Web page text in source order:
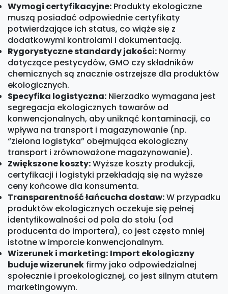
Wymogi certyfikacyjne: Produkty ekologiczne
muszą posiadać odpowiednie certyfikaty
potwierdzające ich status, co wiąże się z
dodatkowymi kontrolami i dokumentacją.
Rygorystyczne standardy jakości: Normy
dotyczące pestycydów, GMO czy składników
chemicznych są znacznie ostrzejsze dla produktów
ekologicznych.
Specyfika logistyczna: Nierzadko wymagana jest
segregacja ekologicznych towarów od
konwencjonalnych, aby uniknąć kontaminacji, co
wpływa na transport i magazynowanie (np.
“zielona logistyka” obejmująca ekologiczny
transport i zrównoważone magazynowanie).
Zwiększone koszty:Wyższe koszty produkcji,
certyfikacji i logistyki przekładają się na wyższe
ceny końcowe dla konsumenta.
Transparentność łańcucha dostaw:W przypadku
produktów ekologicznych oczekuje się pełnej
identyfikowalności od pola do stołu (od
producenta do importera), co jest często mniej
istotne w imporcie konwencjonalnym.
Wizerunek i marketing: Import ekologiczny
buduje wizerunek firmy jako odpowiedzialnej
społecznie i proekologicznej, co jest silnym atutem
marketingowym.